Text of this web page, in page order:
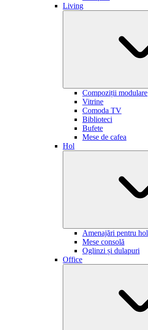
Living
Compoziții modulare
Vitrine
Comoda TV
Biblioteci
Bufete
Mese de cafea
Hol
Amenajări pentru hol
Mese consolă
Oglinzi și dulapuri
Office